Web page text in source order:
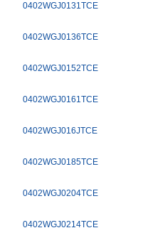
0402WGJ0131TCE
0402WGJ0136TCE
0402WGJ0152TCE
0402WGJ0161TCE
0402WGJ016JTCE
0402WGJ0185TCE
0402WGJ0204TCE
0402WGJ0214TCE